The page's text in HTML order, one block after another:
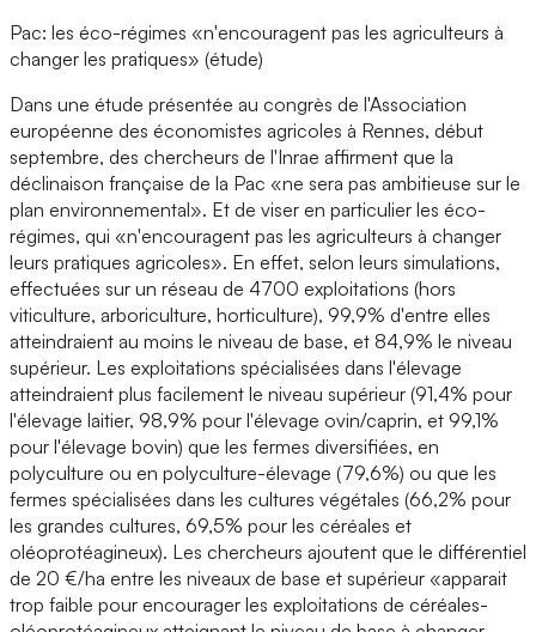
Pac: les éco-régimes «n'encouragent pas les agriculteurs à
changer les pratiques» (étude)
Dans une étude présentée au congrès de l'Association
européenne des économistes agricoles à Rennes, début
septembre, des chercheurs de l'Inrae affirment que la
déclinaison française de la Pac «ne sera pas ambitieuse sur le
plan environnemental». Et de viser en particulier les éco-
régimes, qui «n'encouragent pas les agriculteurs à changer
leurs pratiques agricoles». En effet, selon leurs simulations,
effectuées sur un réseau de 4700 exploitations (hors
viticulture, arboriculture, horticulture), 99,9% d'entre elles
atteindraient au moins le niveau de base, et 84,9% le niveau
supérieur. Les exploitations spécialisées dans l'élevage
atteindraient plus facilement le niveau supérieur (91,4% pour
l'élevage laitier, 98,9% pour l'élevage ovin/caprin, et 99,1%
pour l'élevage bovin) que les fermes diversifiées, en
polyculture ou en polyculture-élevage (79,6%) ou que les
fermes spécialisées dans les cultures végétales (66,2% pour
les grandes cultures, 69,5% pour les céréales et
oléoprotéagineux). Les chercheurs ajoutent que le différentiel
de 20 €/ha entre les niveaux de base et supérieur «apparait
trop faible pour encourager les exploitations de céréales-